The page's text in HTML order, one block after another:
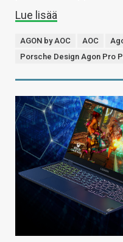
Lue lisää
AGON by AOC AOC
Porsche Design Agon Pro